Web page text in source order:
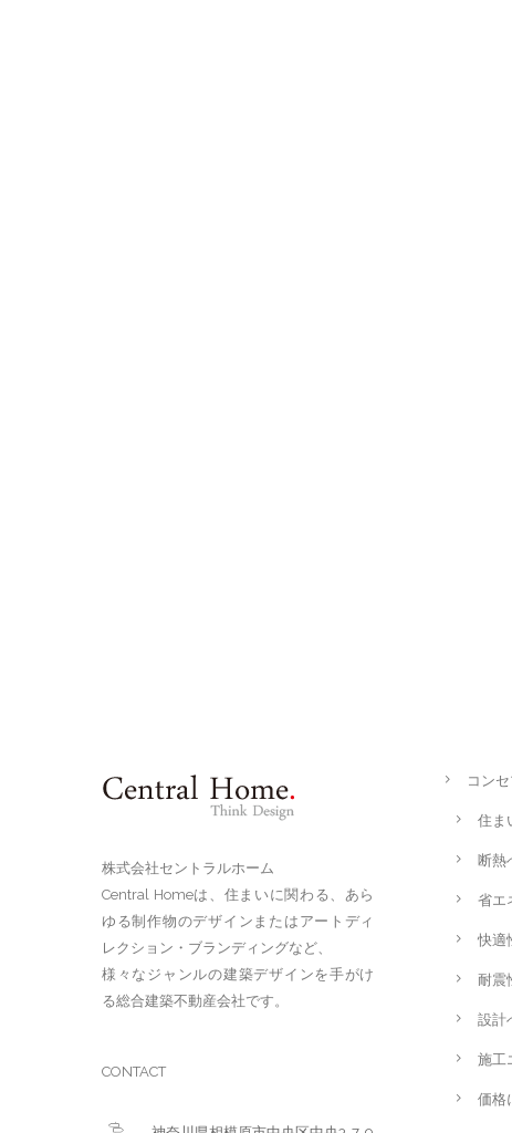
株式会社セントラルホーム
Central Homeは、住まいに関わる、あら
ゆる制作物のデザインまたはアートディ
レクション・ブランディングなど、
様々なジャンルの建築デザインを手がけ
る総合建築不動産会社です。
CONTACT
コンセ
住ま
断熱
省エ
快適
耐震
設計
施工
価格